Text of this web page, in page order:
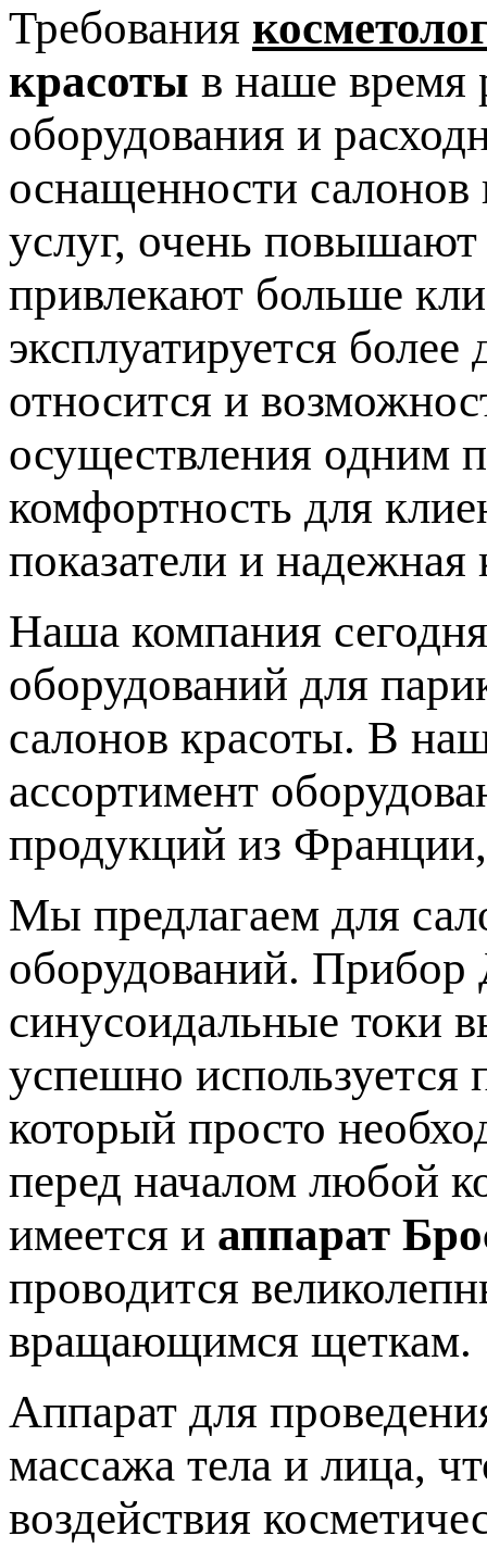
Требования
красоты в наше время
оборудования и
оснащенности салонов
услуг, очень
привлекают больше
эксплуатируется
относится и
осуществления одним
комфортность для
показатели и надежная
Наша компания
оборудований для
салонов красоты. В
ассортимент
продукций из
Мы предлагаем для
оборудований. Прибор
синусоидальные токи
успешно используется
который просто
перед началом любой
имеется и аппарат
проводится
вращающимся щеткам.
Аппарат для
массажа тела и лица,
воздействия